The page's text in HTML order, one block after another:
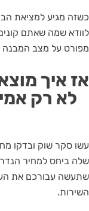
כשזה מגיע למציאת
לוודא שמה שאתם
מפורט על מצב המבנה
אז איך
לא רק
עשו סקר שוק ובדקו
שלה ביחס למחיר
שתעשה עבורכם את
השירות.